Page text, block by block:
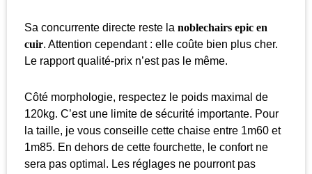
Sa concurrente directe reste la noblechairs epic en
cuir. Attention cependant : elle coûte bien plus cher.
Le rapport qualité-prix n’est pas le même.
Côté morphologie, respectez le poids maximal de
120kg. C’est une limite de sécurité importante. Pour
la taille, je vous conseille cette chaise entre 1m60 et
1m85. En dehors de cette fourchette, le confort ne
sera pas optimal. Les réglages ne pourront pas